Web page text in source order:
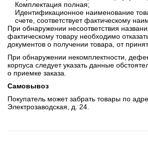
Комплектация полная;
Идентификационное наименование
счете, соответствует фактическому
При обнаружении несоответствия
фактическому товару необходимо
документов о получении товара, от
При обнаружении некомплектности,
корпуса следует указать данные
о приемке заказа.
Самовывоз
Покупатель может забрать товары по
Электрозаводская, д. 24.